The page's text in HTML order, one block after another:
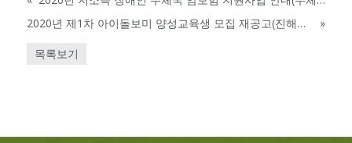
2020년 제1차 아이돌보미 양성교육생 모집 재공고(진해여성인력개발센터)
»
목록보기